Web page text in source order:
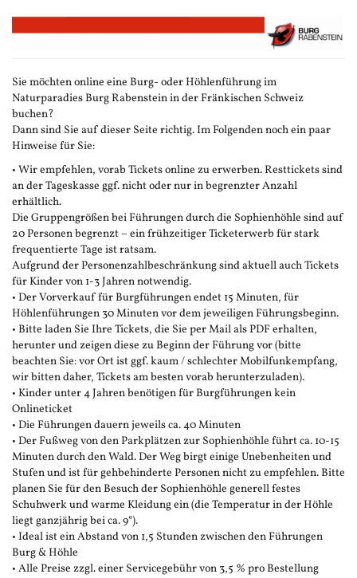
Zum
Haupt-
Sie möchten online eine Burg- oder Höhlenführung im
Naturparadies Burg Rabenstein in der Fränkischen Schweiz
buchen?
Dann sind Sie auf dieser Seite richtig. Im Folgenden noch ein paar
Hinweise für Sie:
• Wir empfehlen, vorab Tickets online zu erwerben. Resttickets sind
an der Tageskasse ggf. nicht oder nur in begrenzter Anzahl
erhältlich.
Die Gruppengrößen bei Führungen durch die Sophienhöhle sind auf
20 Personen begrenzt – ein frühzeitiger Ticketerwerb für stark
frequentierte Tage ist ratsam.
Aufgrund der Personenzahlbeschränkung sind aktuell auch Tickets
für Kinder von 1-3 Jahren notwendig.
• Der Vorverkauf für Burgführungen endet 15 Minuten, für
Höhlenführungen 30 Minuten vor dem jeweiligen Führungsbeginn.
• Bitte laden Sie Ihre Tickets, die Sie per Mail als PDF erhalten,
herunter und zeigen diese zu Beginn der Führung vor (bitte
beachten Sie: vor Ort ist ggf. kaum / schlechter Mobilfunkempfang,
wir bitten daher, Tickets am besten vorab herunterzuladen).
• Kinder unter 4 Jahren benötigen für Burgführungen kein
Onlineticket
• Die Führungen dauern jeweils ca. 40 Minuten
• Der Fußweg von den Parkplätzen zur Sophienhöhle führt ca. 10-15
Minuten durch den Wald. Der Weg birgt einige Unebenheiten und
Stufen und ist für gehbehinderte Personen nicht zu empfehlen. Bitte
planen Sie für den Besuch der Sophienhöhle generell festes
Schuhwerk und warme Kleidung ein (die Temperatur in der Höhle
liegt ganzjährig bei ca. 9°).
• Ideal ist ein Abstand von 1,5 Stunden zwischen den Führungen
Burg & Höhle
• Alle Preise zzgl. einer Servicegebühr von 3,5 % pro Bestellung